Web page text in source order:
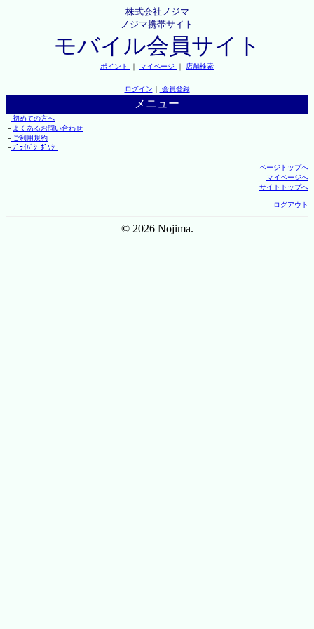
株式会社ノジマ
ノジマ携帯サイト
モバイル会員サイト
ポイント ｜ マイページ ｜ 店舗検索
ログイン ｜ 会員登録
メニュー
├初めての方へ
├ よくあるお問い合わせ
├ご利用規約
└ﾌﾟﾗｲﾊﾞｼｰﾎﾟﾘｼｰ
ページトップへ
マイページへ
サイトトップへ
ログアウト
© 2026 Nojima.